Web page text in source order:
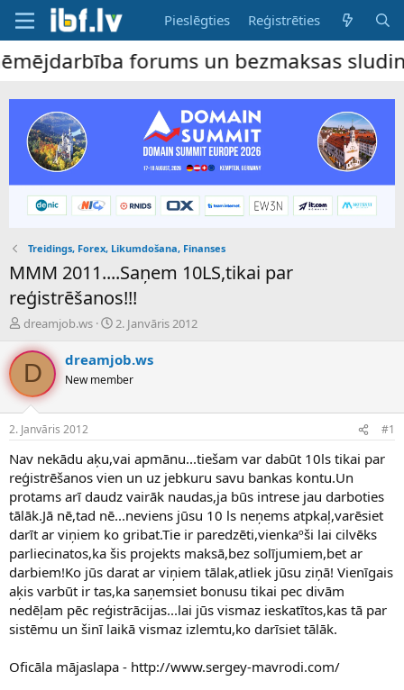
Pieslēgties Reģistrēties
forums un bezmaksas
Treidings, Forex, Likumdošana, Finanses
MMM 2011....Saņem 10LS,tikai par
reģistrēšanos!!!
P
v
e
d
i
n
u
z
s
ā
c
ē
s
dreamjob.ws
S
k
u
m
a
u
m
s
2. Janvāris 2012
D dreamjob.ws
New member
2. Janvāris 2012 #1
Nav nekādu aķu,vai apmānu...tiešam var dabūt 10ls tikai par
reģistrēšanos vien un uz jebkuru savu bankas kontu.Un
protams arī daudz vairāk naudas,ja būs intrese jau darboties
tālāk.Jā nē,tad nē...neviens jūsu 10 ls neņems atpkaļ,varēsiet
darīt ar viņiem ko gribat.Tie ir paredzēti,vienkaºši lai cilvēks
parliecinatos,ka šis projekts maksā,bez solījumiem,bet ar
darbiem!Ko jūs darat ar viņiem tālak,atliek jūsu ziņā! Vienīgais
aķis varbūt ir tas,ka saņemsiet bonusu tikai pec divām
nedēļam pēc reģistrācijas...lai jūs vismaz ieskatītos,kas tā par
sistēmu un šinī laikā vismaz izlemtu,ko darīsiet tālāk.
Oficāla mājaslapa - http://www.sergey-mavrodi.com/